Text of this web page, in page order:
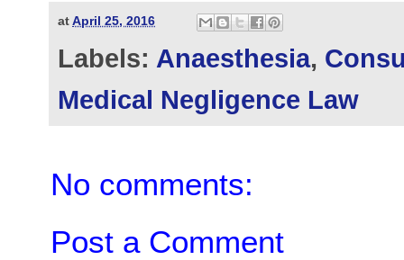
atApril 25, 2016
Labels: Anaesthesia,
Medical Negligence Law
No comments:
Post a Comment